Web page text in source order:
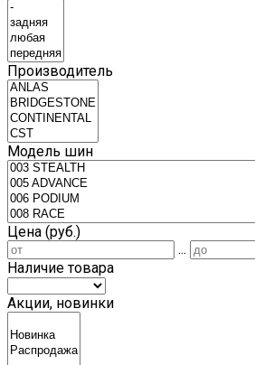
Производитель
Модель шин
Цена (руб.)
...
Наличие товара
Акции, новинки